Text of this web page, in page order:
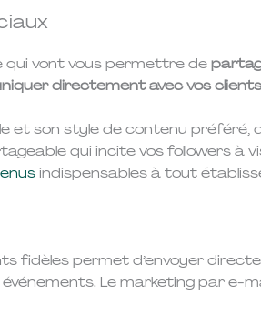
vont vous permettre de
directement avec vos
et son style de contenu préféré,
qui incite vos followers à
indispensables à tout
fidèles permet d’envoyer
Le marketing par e-